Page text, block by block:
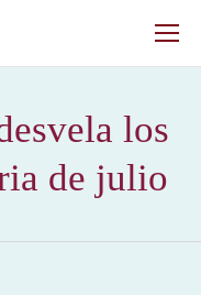
los
de julio